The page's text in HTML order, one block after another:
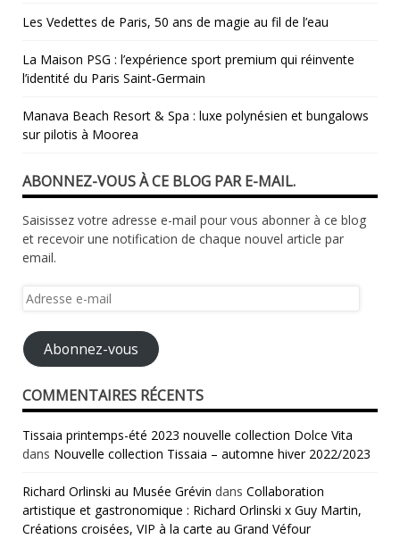
Les Vedettes de Paris, 50 ans de magie au fil de l’eau
La Maison PSG : l’expérience sport premium qui réinvente
l’identité du Paris Saint‑Germain
Manava Beach Resort & Spa : luxe polynésien et bungalows
sur pilotis à Moorea
ABONNEZ-VOUS À CE BLOG PAR E-MAIL.
Saisissez votre adresse e-mail pour vous abonner à ce blog
et recevoir une notification de chaque nouvel article par
email.
Adresse
mail
Abonnez-vous
COMMENTAIRES RÉCENTS
Tissaia printemps-été 2023 nouvelle collection Dolce Vita
dans Nouvelle collection Tissaia – automne hiver 2022/2023
Richard Orlinski au Musée Grévin dans Collaboration
artistique et gastronomique : Richard Orlinski x Guy Martin,
Créations croisées, VIP à la carte au Grand Véfour